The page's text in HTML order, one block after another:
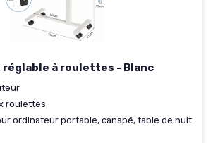
à roulettes - Blanc
roulettes
ordinateur portable, canapé, table de nuit